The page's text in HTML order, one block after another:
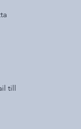
till